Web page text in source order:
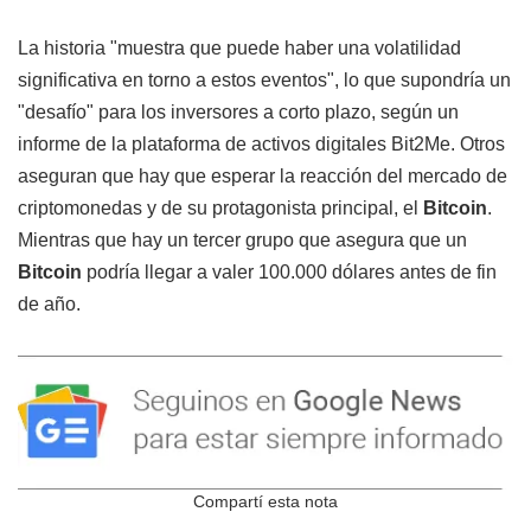
La historia "muestra que puede haber una volatilidad
significativa en torno a estos eventos", lo que supondría un
"desafío" para los inversores a corto plazo, según un
informe de la plataforma de activos digitales Bit2Me. Otros
aseguran que hay que esperar la reacción del mercado de
criptomonedas y de su protagonista principal, el
Bitcoin.
Mientras que hay un tercer grupo que asegura que un
Bitcoin podría llegar a valer 100.000 dólares antes de fin
de año.